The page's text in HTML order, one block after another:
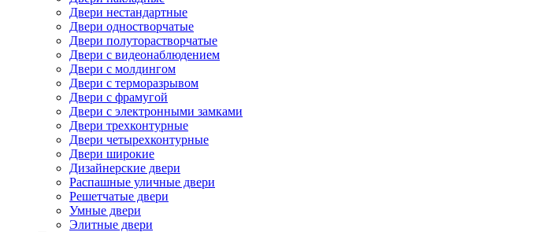
Двери нестандартные
Двери одностворчатые
Двери полуторастворчатые
Двери с видеонаблюдением
Двери с молдингом
Двери с терморазрывом
Двери с фрамугой
Двери с электронными замками
Двери трехконтурные
Двери четырехконтурные
Двери широкие
Дизайнерские двери
Распашные уличные двери
Решетчатые двери
Умные двери
Элитные двери